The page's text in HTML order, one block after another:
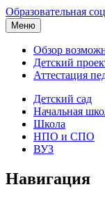
Образовательная
Меню
Обзор
Детский
Аттестация
Детский сад
Начальная
Школа
НПО и СПО
ВУЗ
Навигация